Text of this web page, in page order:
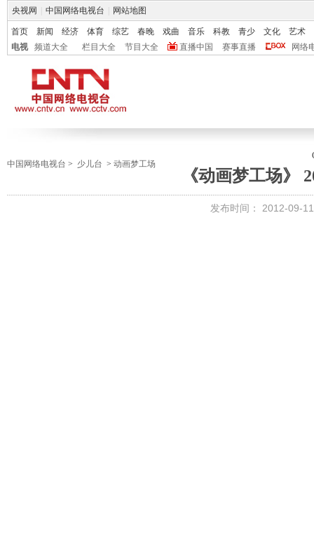
央视网 中国网络电视台 网站地图
首页 新闻 经济 体育 综艺 春晚 戏曲 音乐 科教 青少 文化
艺术
电视
频道大全 栏目大全 节目大全 直播中国 赛事直播 网络
中国网络电视台 > 少儿台 > 动画梦工场
《动画梦工场》
发布时间： 2012-09-